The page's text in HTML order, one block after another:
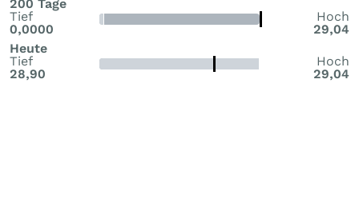
200 Tage
Tief
0,0000
Hoch
29,04
Heute
Tief
28,90
Hoch
29,04